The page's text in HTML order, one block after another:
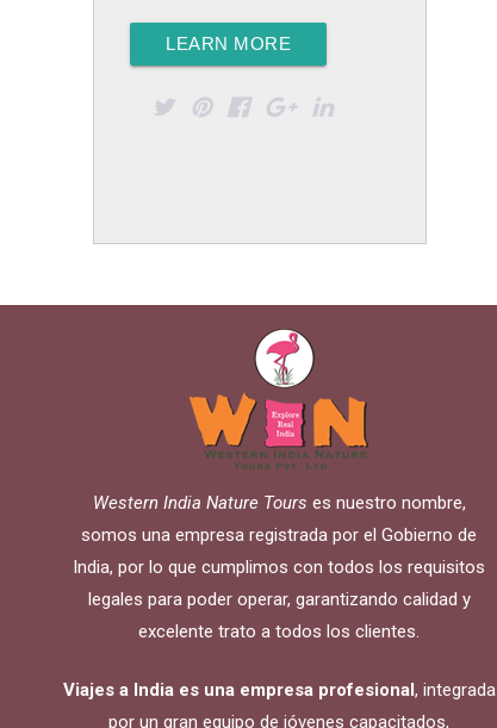
LEARN MORE
Western India Nature Tours es nuestro nombre,
somos una empresa registrada por el Gobierno de
India, por lo que cumplimos con todos los requisitos
legales para poder operar, garantizando calidad y
excelente trato a todos los clientes.
Viajes a India es una empresa profesional, integrada
por un gran equipo de jóvenes capacitados,